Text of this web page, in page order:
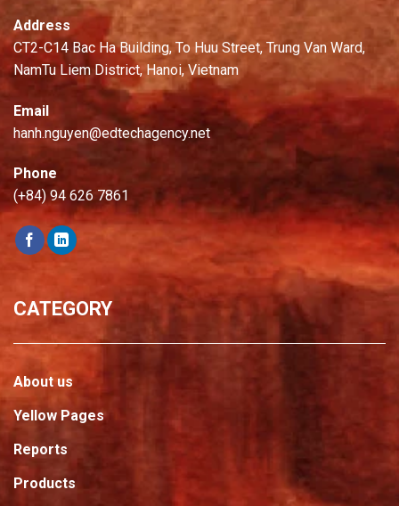
Address
CT2-C14 Bac Ha Building, To Huu Street, Trung Van Ward,
NamTu Liem District, Hanoi, Vietnam
Email
hanh.nguyen@edtechagency.net
Phone
(+84) 94 626 7861
CATEGORY
About us
Yellow Pages
Reports
Products